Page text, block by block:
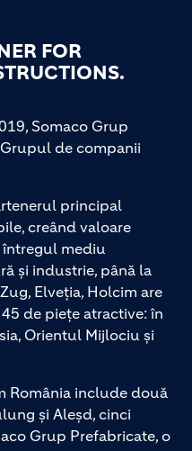
FOR
Somaco Grup
de companii
principal
creând valoare
mediu
și industrie, până la
Elveția, Holcim are
de piețe atractive: în
Orientul Mijlociu și
România include două
și Aleșd, cinci
Grup Prefabricate, o